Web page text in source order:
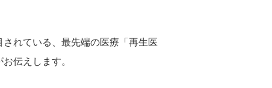
れている、最先端の医療「再生医
伝えします。